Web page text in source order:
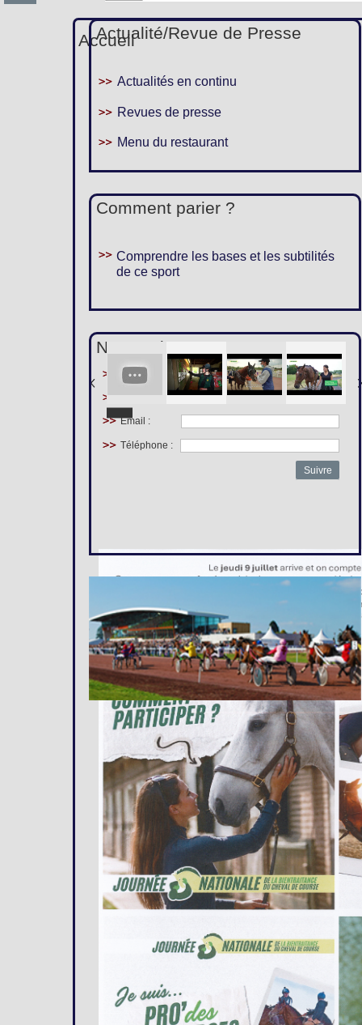
Accueil
Actualité/Revue de Presse
Actualités en continu
Revues de presse
Menu du restaurant
Comment parier ?
Comprendre les bases et les subtilités
de ce sport
Nous suivre :
Prénom :
Nom :
Email :
Téléphone :
Suivre